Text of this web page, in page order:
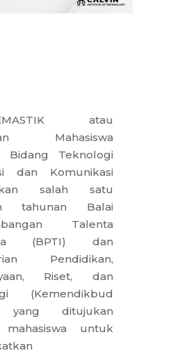
atau
Mahasiswa
Bidang Teknologi
dan Komunikasi
salah satu
tahunan Balai
Talenta
(BPTI) dan
Pendidikan,
Riset, dan
(Kemendikbud
yang ditujukan
mahasiswa untuk